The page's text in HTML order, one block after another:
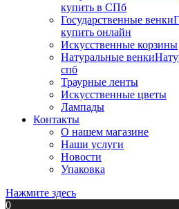
купить в СПб
Государственные венки
купить онлайн
Искусственные корзины
Натуральные венки
спб
Траурные ленты
Искусственные цветы
Лампады
Контакты
О нашем магазине
Наши услуги
Новости
Упаковка
Нажмите здесь
0